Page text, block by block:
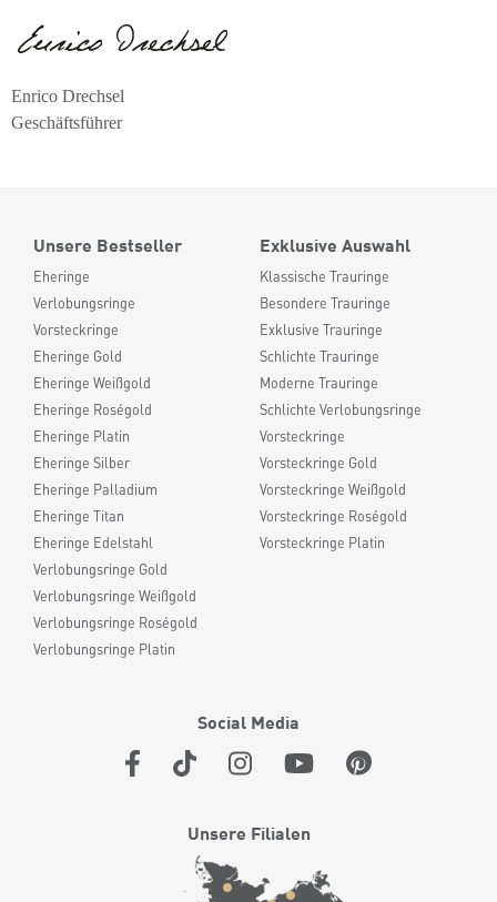
Enrico Drechsel
Geschäftsführer
Unsere Bestseller
Eheringe
Verlobungsringe
Vorsteckringe
Eheringe Gold
Eheringe Weißgold
Eheringe Roségold
Eheringe Platin
Eheringe Silber
Eheringe Palladium
Eheringe Titan
Eheringe Edelstahl
Verlobungsringe Gold
Verlobungsringe Weißgold
Verlobungsringe Roségold
Verlobungsringe Platin
Exklusive Auswahl
Klassische Trauringe
Besondere Trauringe
Exklusive Trauringe
Schlichte Trauringe
Moderne Trauringe
Schlichte Verlobungsringe
Vorsteckringe
Vorsteckringe Gold
Vorsteckringe Weißgold
Vorsteckringe Roségold
Vorsteckringe Platin
Social Media
Unsere Filialen